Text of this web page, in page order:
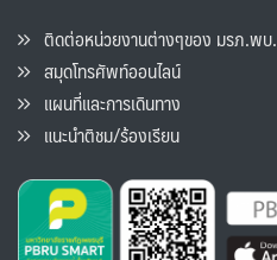
ติดต่อหน่วยงานต่างๆของ มรภ.พบ.
สมุดโทรศัพท์ออนไลน์
แผนที่และการเดินทาง
แนะนำติชม/ร้องเรียน